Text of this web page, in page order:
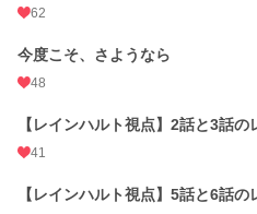
更新日時
初回公開日時 2022.07.20 12:01
初回完結日時
週間ポイント 288 pt (20,345 位)
月間ポイント
年間ポイント 71,641 pt (7,884 位)
62
今度こそ、さようなら
48
【レインハルト視点】2話と3話
41
【レインハルト視点】5話と6話